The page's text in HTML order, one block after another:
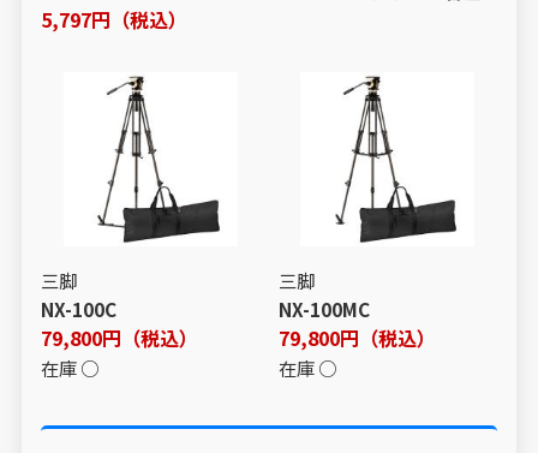
5,797円（税込）
三脚
NX-100C
79,800円（税込）
在庫 ○
三脚
NX-100MC
79,800円（税込）
在庫 ○